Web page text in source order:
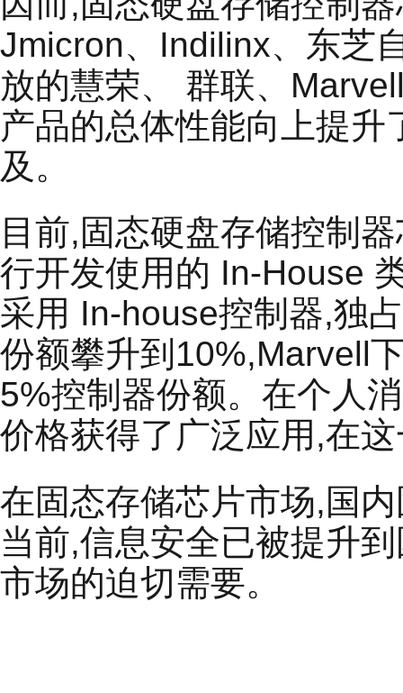
Jmicron、Indilinx、东芝
放的慧荣、 群联、
产品的总体性能向上提
及。
目前,固态硬盘存储控制
行开发使用的 In-House
采用 In-house控制器,独
份额攀升到10%,Marvell
5%控制器份额。在个人
价格获得了广泛应用,在
在固态存储芯片市场,国
当前,信息安全已被提升
市场的迫切需要。